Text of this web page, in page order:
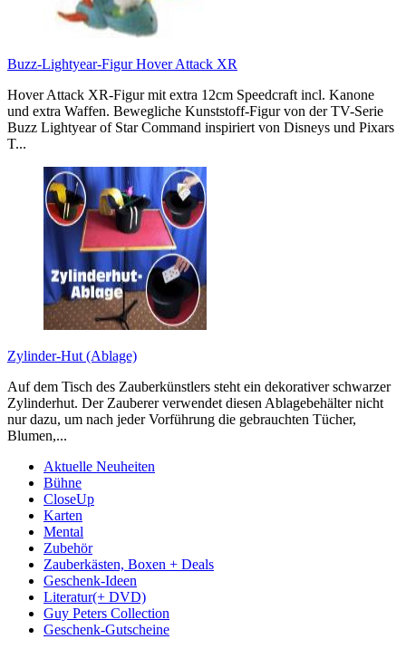
Buzz-Lightyear-Figur Hover Attack XR
Hover Attack XR-Figur mit extra 12cm Speedcraft incl. Kanone
und extra Waffen. Bewegliche Kunststoff-Figur von der TV-Serie
Buzz Lightyear of Star Command inspiriert von Disneys und Pixars
T...
Zylinder-Hut (Ablage)
Auf dem Tisch des Zauberkünstlers steht ein dekorativer schwarzer
Zylinderhut. Der Zauberer verwendet diesen Ablagebehälter nicht
nur dazu, um nach jeder Vorführung die gebrauchten Tücher,
Blumen,...
Aktuelle Neuheiten
Bühne
CloseUp
Karten
Mental
Zubehör
Zauberkästen, Boxen + Deals
Geschenk-Ideen
Literatur(+ DVD)
Guy Peters Collection
Geschenk-Gutscheine